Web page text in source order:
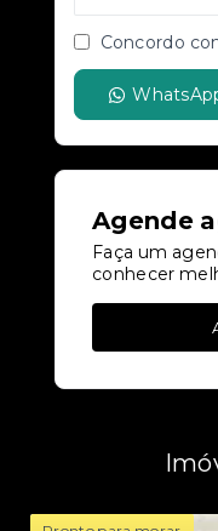
Concordo
Agende
Faça um
conhecer